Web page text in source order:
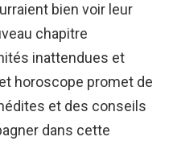
bien voir leur
chapitre
inattendues et
horoscope promet de
et des conseils
dans cette